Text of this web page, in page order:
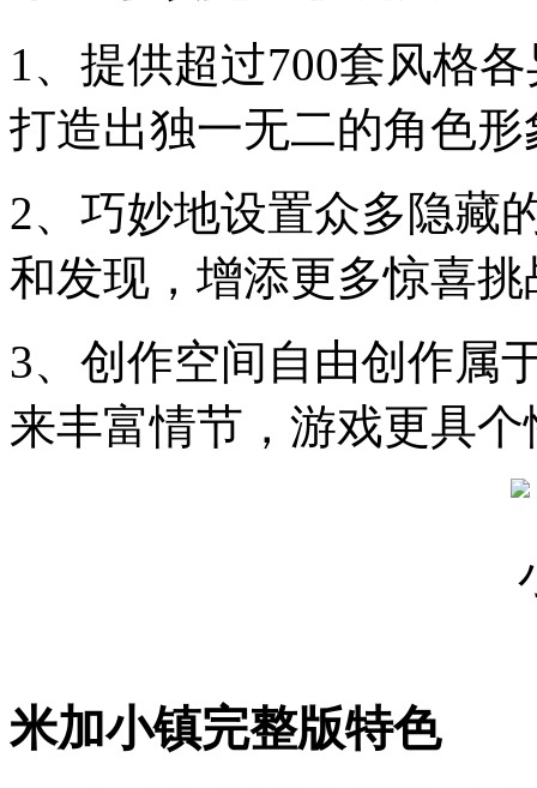
1、提供超过700套风格
打造出独一无二的角色形
2、巧妙地设置众多隐藏
和发现，增添更多惊喜挑
3、创作空间自由创作属
来丰富情节，游戏更具个
米加小镇完整版特色